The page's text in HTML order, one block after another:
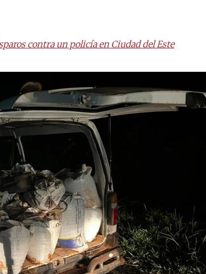
contra un policía en Ciudad del Este